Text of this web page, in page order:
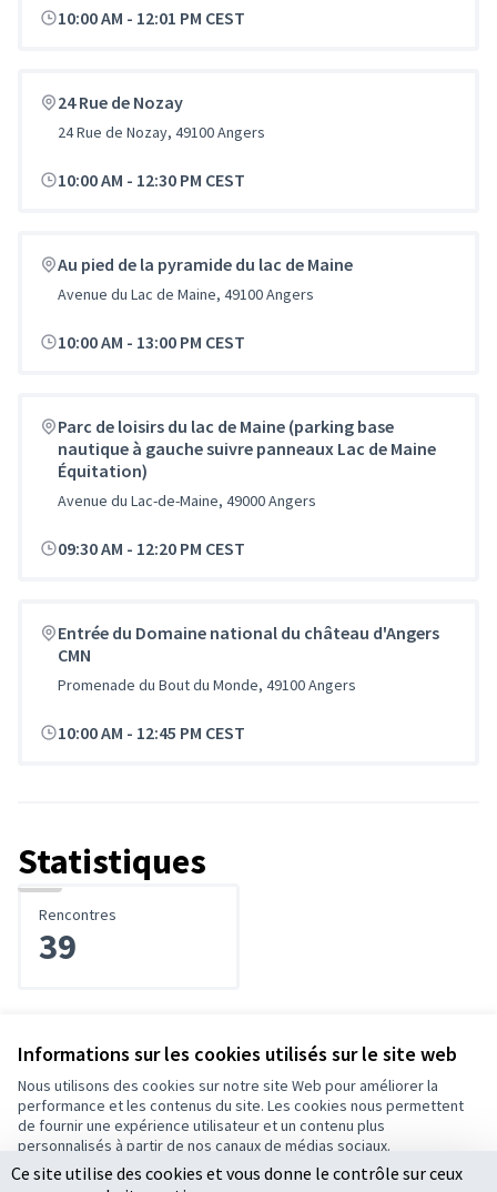
Informations sur les cookies utilisés sur le site web
Nous utilisons des cookies sur notre site Web pour améliorer la
performance et les contenus du site. Les cookies nous permettent
de fournir une expérience utilisateur et un contenu plus
personnalisés à partir de nos canaux de médias sociaux.
Tout accepter
10:00 AM - 12:01 PM CEST
24 Rue de Nozay
24 Rue de Nozay, 49100 Angers
10:00 AM - 12:30 PM CEST
Au pied de la pyramide du lac de Maine
Avenue du Lac de Maine, 49100 Angers
10:00 AM - 13:00 PM CEST
Parc de loisirs du lac de Maine (parking base
nautique à gauche suivre panneaux Lac de Maine
Équitation)
Avenue du Lac-de-Maine, 49000 Angers
09:30 AM - 12:20 PM CEST
Entrée du Domaine national du château d'Angers
CMN
Promenade du Bout du Monde, 49100 Angers
10:00 AM - 12:45 PM CEST
Statistiques
Rencontres
39
Conditions d'utilisation
Paramètres des cookies
Ecrivons Angers sur X
(Lien externe)
Ecrivons Angers sur Facebook
(Lien externe)
Ce site utilise des cookies et vous donne le contrôle sur ceux